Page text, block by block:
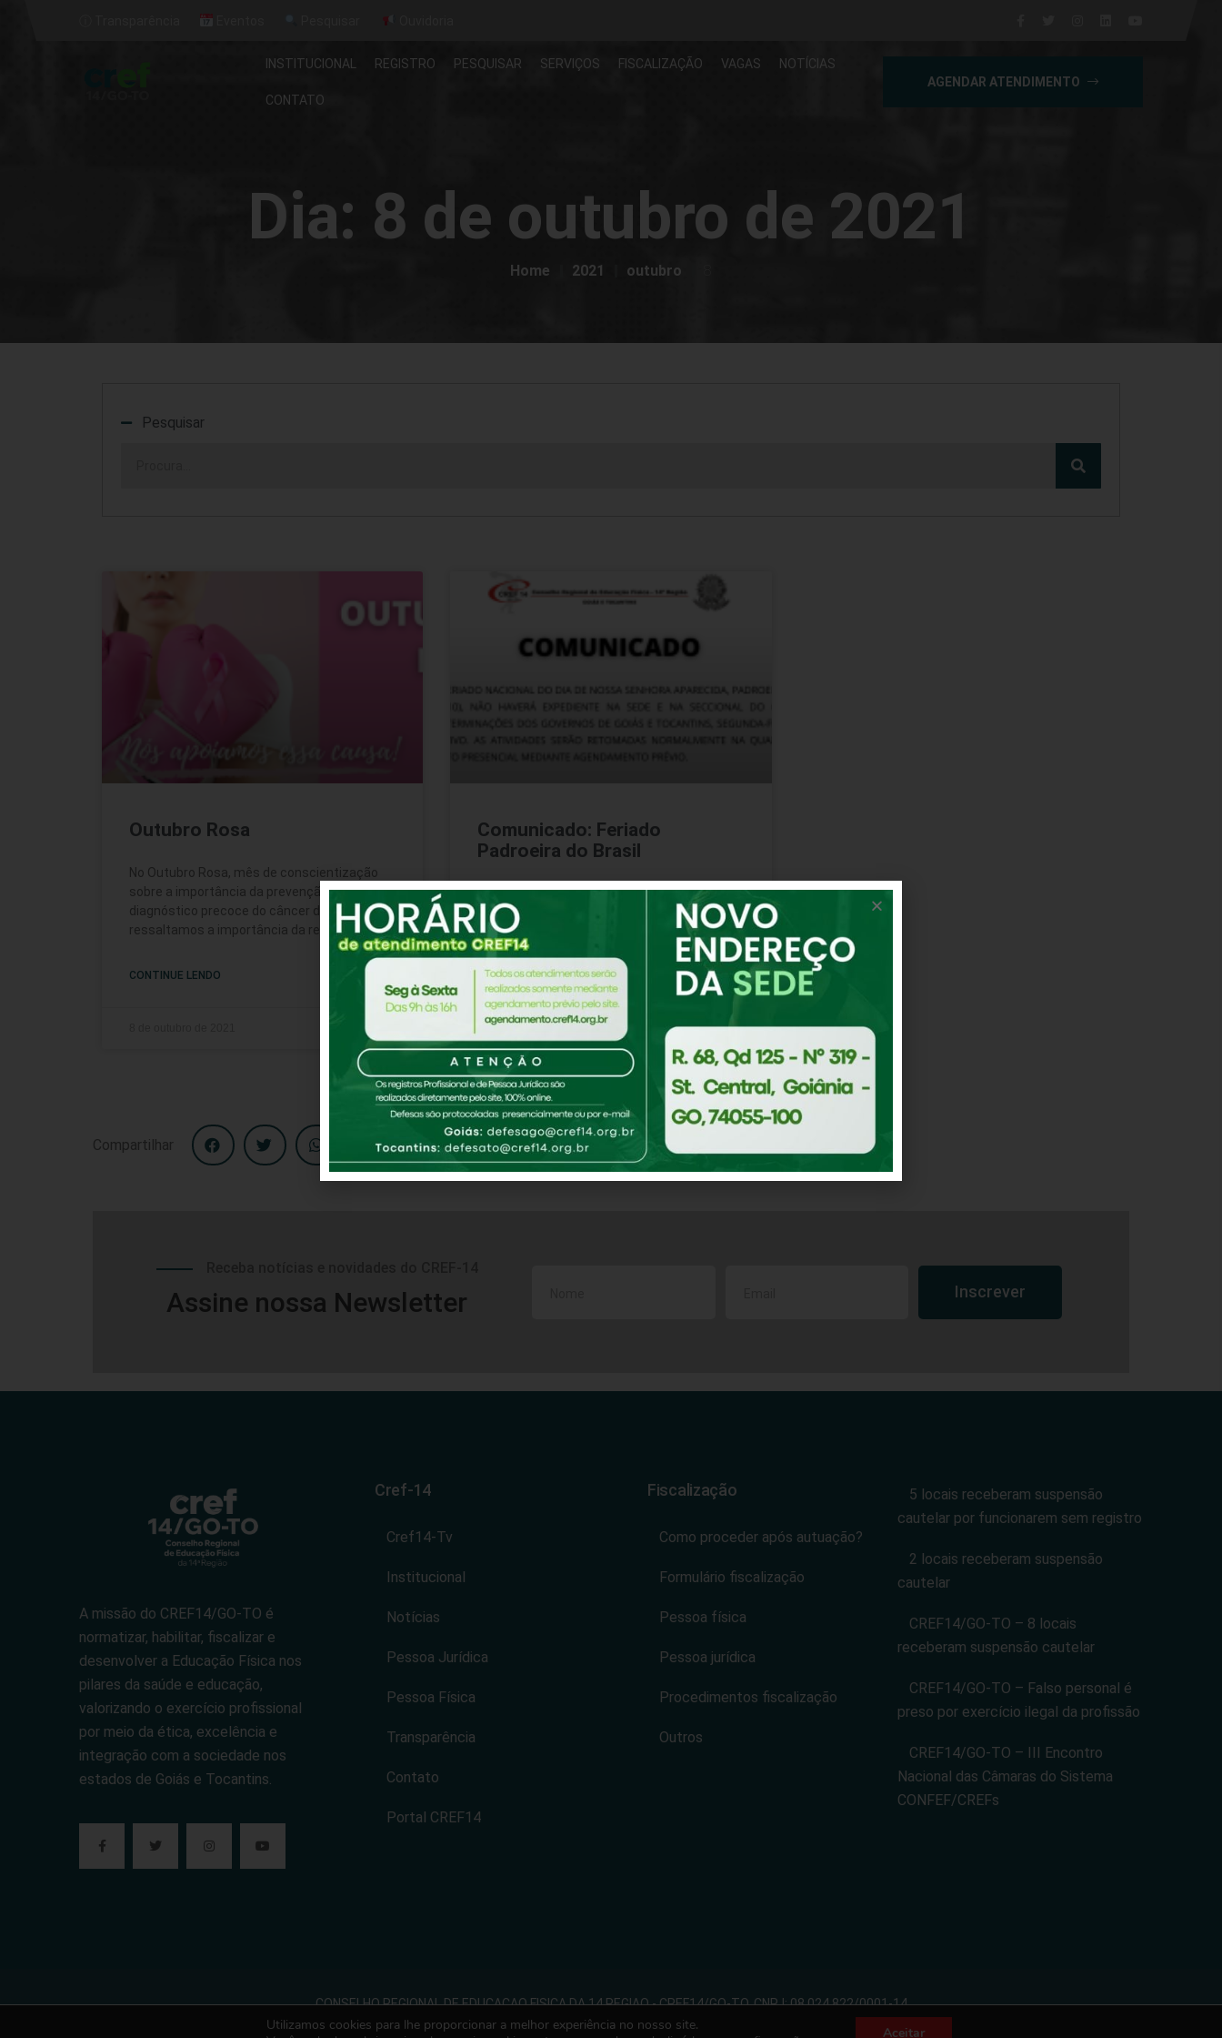
INSTITUCIONAL REGISTRO PESQUISAR SERVIÇOS FISCALIZAÇÃO VAGAS NOTÍCIAS
CONTATO
AGENDAR ATENDIMENTO
Dia: 8 de outubro de 2021
Home 2021 outubro
Pesquisar
Outubro Rosa
No Outubro Rosa, mês de conscientização
sobre a importância da prevenção e do
diagnóstico precoce do câncer de mama, a
ressaltamos a importância da realização
CONTINUE LENDO
Comunicado: Feriado
Padroeira do Brasil
Acesse aqui a Portaria n. 166/2021 que
declara, no âmbito do CREF14/GO-TO, ponto
facultativo no dia 11/10/2021.
CONTINUE LENDO
8 de outubro de 2021
Compartilhar
Assine nossa Newsletter Inscrever
A missão do CREF14/GO-TO é
normatizar, habilitar, fiscalizar e
desenvolver a Educação Física nos
pilares da saúde e educação,
valorizando o exercício profissional
por meio da ética, excelência e
integração com a sociedade nos
estados de Goiás e Tocantins.
Cref-14
Cref14-Tv
Institucional
Notícias
Pessoa Jurídica
Pessoa Física
Transparência
Contato
Portal CREF14
Fiscalização
Como proceder após autuação?
Formulário fiscalização
Pessoa física
Pessoa jurídica
Procedimentos fiscalização
Outros
5 locais receberam suspensão
cautelar por funcionarem sem registro
2 locais receberam suspensão
cautelar
CREF14/GO-TO – 8 locais
receberam suspensão cautelar
CREF14/GO-TO – Falso personal é
preso por exercício ilegal da profissão
CREF14/GO-TO – III Encontro
Nacional das Câmaras do Sistema
CONFEF/CREFs
CONSELHO REGIONAL DE EDUCACAO FISICA DA 14 REGIAO - CREF14/GO-TO. CNPJ: 08.024.822/0001-14
Todos os direitos reservados. Desenvolvido com ♡ por Conexão Soluções Corporativas
Utilizamos cookies para lhe proporcionar a melhor experiência no nosso site.
Aceitar